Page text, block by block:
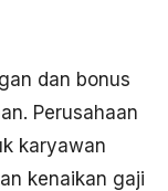
dan bonus
Perusahaan
karyawan
kenaikan gaji